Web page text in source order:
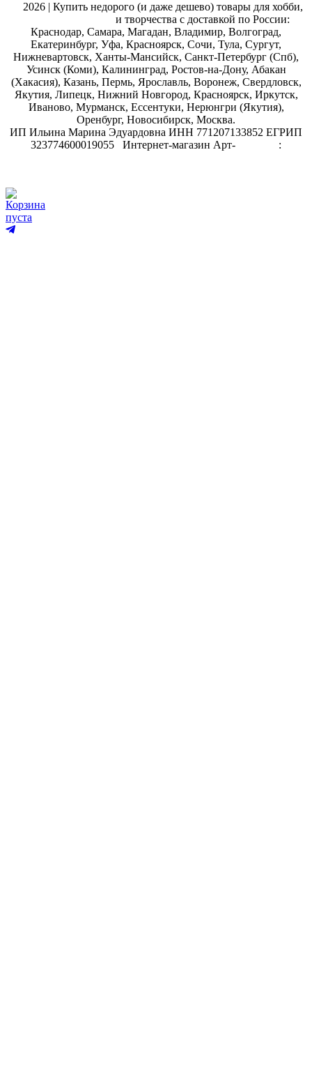
2026 | Купить недорого (и даже дешево) товары для хобби,
и творчества с доставкой по России:
Краснодар, Самара, Магадан, Владимир, Волгоград,
Екатеринбург, Уфа, Красноярск, Сочи, Тула, Сургут,
Нижневартовск, Ханты-Мансийск, Санкт-Петербург (Спб),
Усинск (Коми), Калининград, Ростов-на-Дону, Абакан
(Хакасия), Казань, Пермь, Ярославль, Воронеж, Свердловск,
Якутия, Липецк, Нижний Новгород, Красноярск, Иркутск,
Иваново, Мурманск, Ессентуки, Нерюнгри (Якутия),
Оренбург, Новосибирск, Москва.
ИП Ильина Марина Эдуардовна ИНН 771207133852 ЕГРИП
323774600019055
Интернет-магазин Арт-
:
Корзина
пуста